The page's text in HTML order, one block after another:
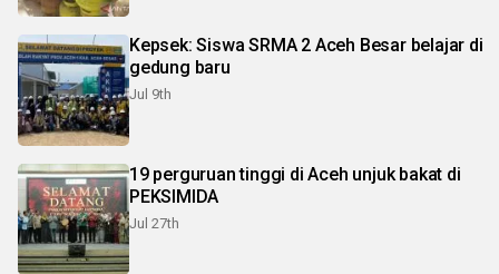
Kepsek: Siswa SRMA 2 Aceh Besar belajar di
gedung baru
Jul 9th
19 perguruan tinggi di Aceh unjuk bakat di
PEKSIMIDA
Jul 27th